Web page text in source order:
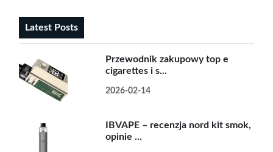
Latest Posts
Przewodnik zakupowy top e
cigarettes i s...
2026-02-14
IBVAPE – recenzja nord kit smok,
opinie ...